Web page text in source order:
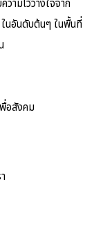
ามไว้วางใจจาก
นอันดับต้นๆ ในพื้นที่
อสังคม